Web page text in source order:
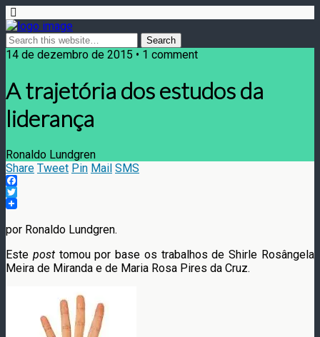
14 de dezembro de 2015 • 1 comment
A trajetória dos estudos da
liderança
Ronaldo Lundgren
Share Tweet Pin Mail SMS
Facebook
Twitter
por Ronaldo Lundgren.
Este posttomou por base os trabalhos de Shirle Rosângela
Meira de Miranda e de Maria Rosa Pires da Cruz.